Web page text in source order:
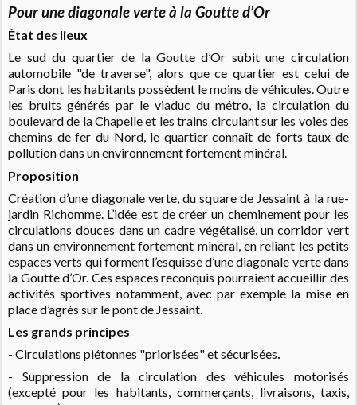
Pour une diagonale verte à la Goutte d’Or
État des lieux
Le sud du quartier de la Goutte d’Or subit une circulation
automobile "de traverse", alors que ce quartier est celui de
Paris dont les habitants possèdent le moins de véhicules. Outre
les bruits générés par le viaduc du métro, la circulation du
boulevard de la Chapelle et les trains circulant sur les voies des
chemins de fer du Nord, le quartier connaît de forts taux de
pollution dans un environnement fortement minéral.
Proposition
Création d’une diagonale verte, du square de Jessaint à la rue-
jardin Richomme. L’idée est de créer un cheminement pour les
circulations douces dans un cadre végétalisé, un corridor vert
dans un environnement fortement minéral, en reliant les petits
espaces verts qui forment l’esquisse d’une diagonale verte dans
la Goutte d’Or. Ces espaces reconquis pourraient accueillir des
activités sportives notamment, avec par exemple la mise en
place d’agrès sur le pont de Jessaint.
Les grands principes
- Circulations piétonnes "priorisées" et sécurisées.
- Suppression de la circulation des véhicules motorisés
(excepté pour les habitants, commerçants, livraisons, taxis,